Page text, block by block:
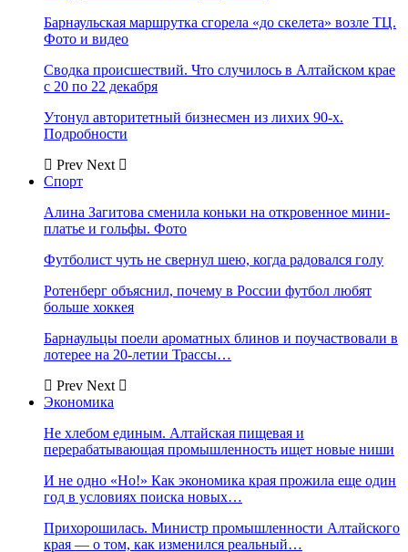
Барнаульская маршрутка сгорела «до скелета» возле ТЦ.
Фото и видео
Сводка происшествий. Что случилось в Алтайском крае
с 20 по 22 декабря
Утонул авторитетный бизнесмен из лихих 90-х.
Подробности
Prev Next
Спорт
Алина Загитова сменила коньки на откровенное мини-
платье и гольфы. Фото
Футболист чуть не свернул шею, когда радовался голу
Ротенберг объяснил, почему в России футбол любят
больше хоккея
Барнаульцы поели ароматных блинов и поучаствовали в
лотерее на 20-летии Трассы…
Prev Next
Экономика
Не хлебом единым. Алтайская пищевая и
перерабатывающая промышленность ищет новые ниши
И не одно «Но!» Как экономика края прожила еще один
год в условиях поиска новых…
Прихорошилась. Министр промышленности Алтайского
края — о том, как изменился реальный…